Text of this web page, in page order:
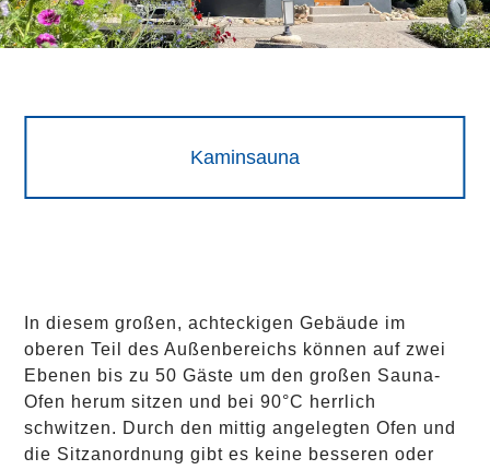
Kaminsauna
In diesem großen, achteckigen Gebäude im
oberen Teil des Außenbereichs können auf zwei
Ebenen bis zu 50 Gäste um den großen Sauna-
Ofen herum sitzen und bei 90°C herrlich
schwitzen. Durch den mittig angelegten Ofen und
die Sitzanordnung gibt es keine besseren oder